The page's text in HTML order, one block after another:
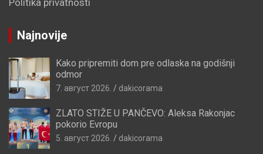
Najnovije
Kako pripremiti dom pre odlaska na godišnji
odmor
7. август 2026. dakicorama
ZLATO STIŽE U PANČEVO: Aleksa Rakonjac
pokorio Evropu
5. август 2026. dakicorama